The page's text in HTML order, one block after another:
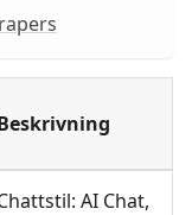
AI Chat,